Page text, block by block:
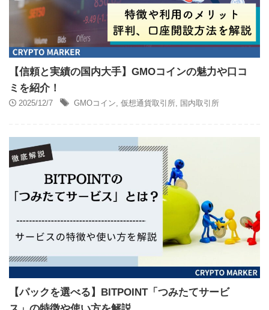
【信頼と実績の国内大手】GMOコインの魅力や口コ
ミを紹介！
2025/12/7 GMOコイン, 仮想通貨取引所, 国内取引所
【パックを選べる】BITPOINT「つみたてサービ